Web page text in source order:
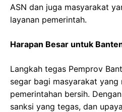
ASN dan juga masyarakat
layanan pemerintah.
Harapan Besar untuk
Langkah tegas Pemprov
segar bagi masyarakat yang
pemerintahan bersih.
sanksi yang tegas, dan